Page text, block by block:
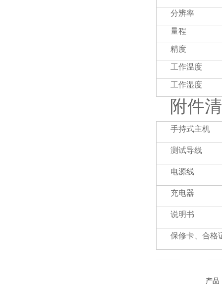
分辨率
量程
精度
工作温度
工作湿度
附件
手持式主机
测试导线
电源线
充电器
说明书
保修卡、合格
产品